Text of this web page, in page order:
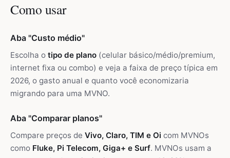
Como usar
Aba "Custo médio"
Escolha o tipo de plano (celular básico/médio/premium,
internet fixa ou combo) e veja a faixa de preço típica em
2026, o gasto anual e quanto você economizaria
migrando para uma MVNO.
Aba "Comparar planos"
Compare preços de Vivo, Claro, TIM e Oi com MVNOs
como Fluke, Pi Telecom, Giga+ e Surf. MVNOs usam a